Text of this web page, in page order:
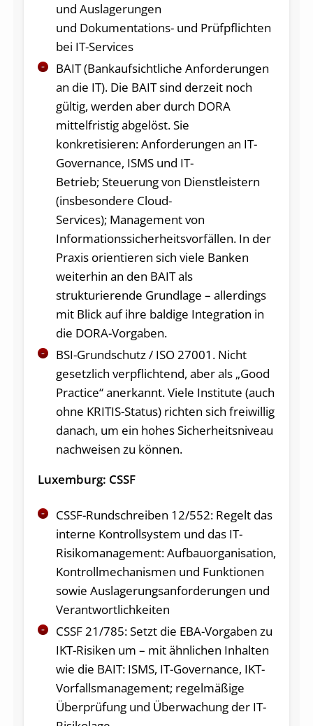
und Auslagerungen
und Dokumentations- und Prüfpflichten
bei IT-Services
BAIT (Bankaufsichtliche Anforderungen
an die IT). Die BAIT sind derzeit noch
gültig, werden aber durch DORA
mittelfristig abgelöst. Sie
konkretisieren: Anforderungen an IT-
Governance, ISMS und IT-
Betrieb; Steuerung von Dienstleistern
(insbesondere Cloud-
Services); Management von
Informationssicherheitsvorfällen. In der
Praxis orientieren sich viele Banken
weiterhin an den BAIT als
strukturierende Grundlage – allerdings
mit Blick auf ihre baldige Integration in
die DORA-Vorgaben.
BSI-Grundschutz / ISO 27001. Nicht
gesetzlich verpflichtend, aber als „Good
Practice“ anerkannt. Viele Institute (auch
ohne KRITIS-Status) richten sich freiwillig
danach, um ein hohes Sicherheitsniveau
nachweisen zu können.
Luxemburg: CSSF
CSSF-Rundschreiben 12/552: Regelt das
interne Kontrollsystem und das IT-
Risikomanagement: Aufbauorganisation,
Kontrollmechanismen und Funktionen
sowie Auslagerungsanforderungen und
Verantwortlichkeiten
CSSF 21/785: Setzt die EBA-Vorgaben zu
IKT-Risiken um – mit ähnlichen Inhalten
wie die BAIT: ISMS, IT-Governance, IKT-
Vorfallsmanagement; regelmäßige
Überprüfung und Überwachung der IT-